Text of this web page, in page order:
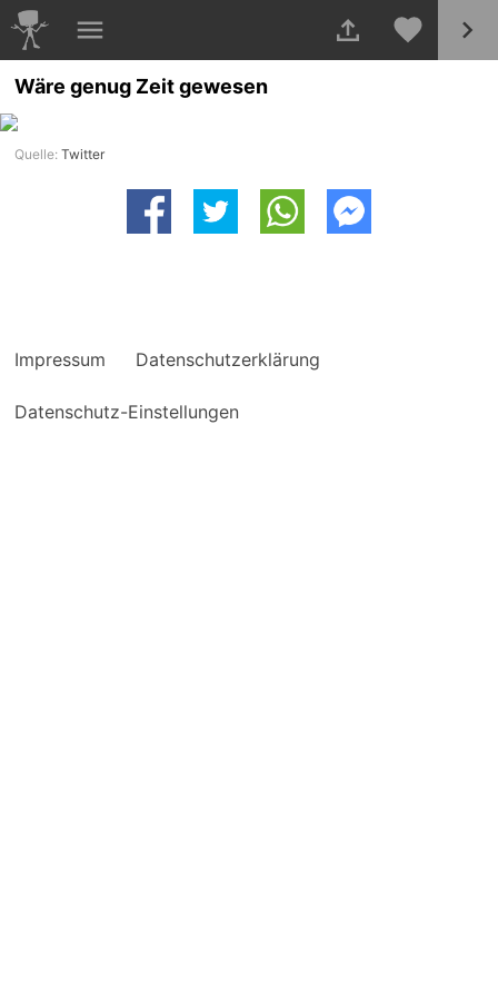
Wäre genug Zeit gewesen
Quelle:Twitter
Impressum Datenschutzerklärung
Datenschutz-Einstellungen